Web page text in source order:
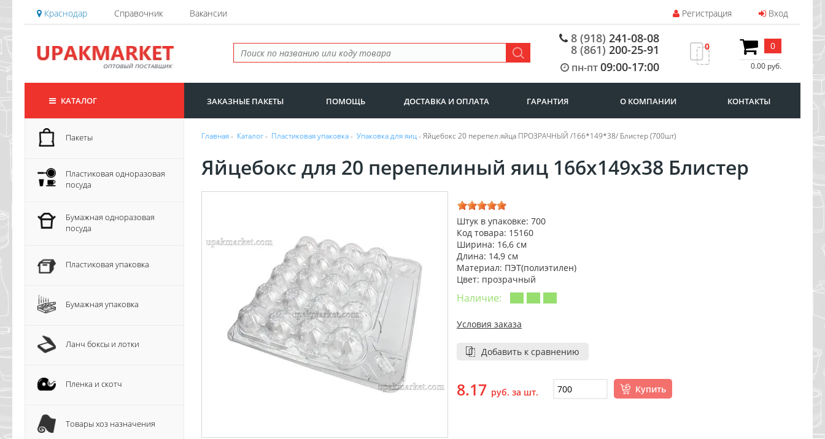
Краснодар Справочник Вакансии Регистрация Вход
8 (918) 241-08-08
8 (861) 200-25-91
пн-пт09:00-17:00
0 0
0.00 руб.
КАТАЛОГ ЗАКАЗНЫЕ ПАКЕТЫ ПОМОЩЬ ДОСТАВКА И ОПЛАТА ГАРАНТИЯ О КОМПАНИИ КОНТАКТЫ
Пакеты
Пластиковая одноразовая
посуда
Бумажная одноразовая
посуда
Пластиковая упаковка
Бумажная упаковка
Ланч боксы и лотки
Пленка и скотч
Товары хоз назначения
Главная- Каталог- Пластиковая упаковка- Упаковка для яиц- Яйцебокс 20 перепел.яйца ПРОЗРАЧНЫЙ /166*149*38/ Блистер (700шт)
Яйцебокс для 20 перепелиный яиц 166х149х38 Блистер
Штук в упаковке: 700
Код товара: 15160
Ширина: 16,6 см
Длина: 14,9 см
Материал: ПЭТ(полиэтилен)
Цвет: прозрачный
Наличие:
Условия заказа
Добавить к сравнению
8.17 руб. за шт. Купить